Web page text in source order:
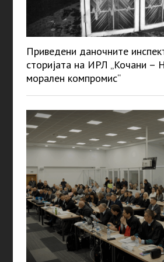
Приведени даночните
сторијата на ИРЛ „Кочани –
морален компромис“